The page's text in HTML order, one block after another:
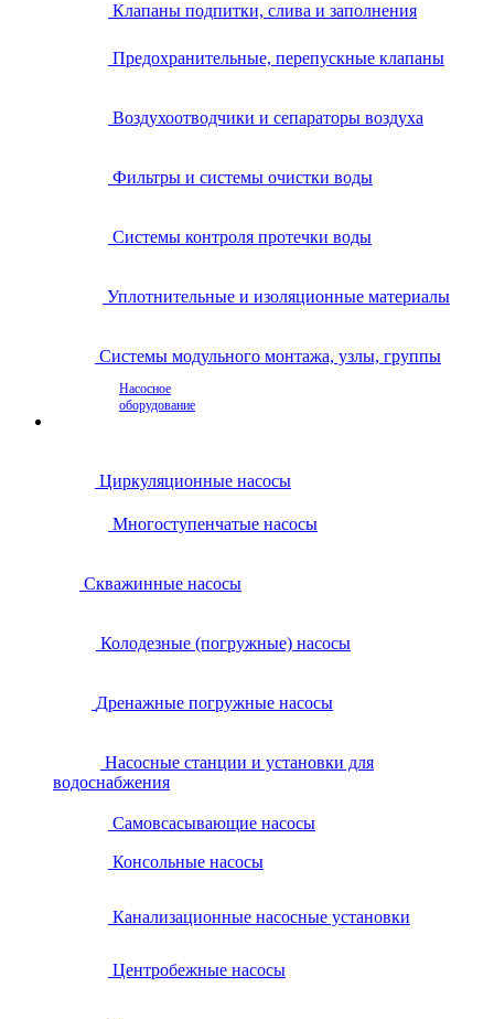
Клапаны подпитки, слива и заполнения
Предохранительные, перепускные клапаны
Воздухоотводчики и сепараторы воздуха
Фильтры и системы очистки воды
Системы контроля протечки воды
Уплотнительные и изоляционные материалы
Системы модульного монтажа, узлы, группы
Насосное
оборудование
Циркуляционные насосы
Многоступенчатые насосы
Скважинные насосы
Колодезные (погружные) насосы
Дренажные погружные насосы
Насосные станции и установки для
водоснабжения
Самовсасывающие насосы
Консольные насосы
Канализационные насосные установки
Центробежные насосы